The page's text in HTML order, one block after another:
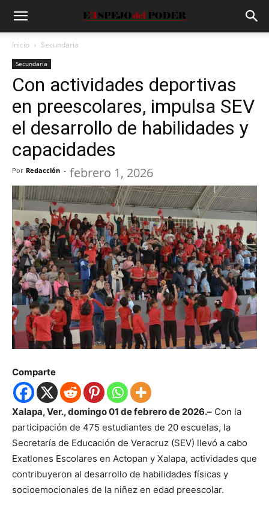
Inicio Secundaria
Secundaria
Con actividades deportivas
en preescolares, impulsa SEV
el desarrollo de habilidades y
capacidades
Por Redacción - febrero 1, 2026
Comparte
Xalapa, Ver., domingo 01 de febrero de 2026.– Con la
participación de 475 estudiantes de 20 escuelas, la
Secretaría de Educación de Veracruz (SEV) llevó a cabo
Exatlones Escolares en Actopan y Xalapa, actividades que
contribuyeron al desarrollo de habilidades físicas y
socioemocionales de la niñez en edad preescolar.